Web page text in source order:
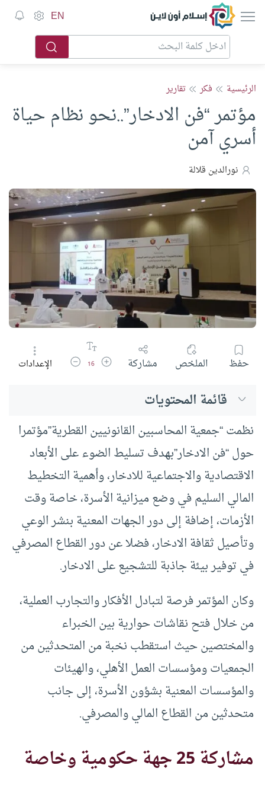
إسلام أون لاين EN
الرئيسية فكر تقارير
مؤتمر “فن الادخار”..نحو نظام حياة
أسري آمن
نورالدين قلالة
حفظ الملخص مشاركة زيادة حجم الخط
16 تقليل حجم الخط
الإعدادات
قائمة المحتويات
نظمت “جمعية المحاسبين القانونيين القطرية”مؤتمرا
حول “فن الادخار”بهدف تسليط الضوء على الأبعاد
الاقتصادية والاجتماعية للادخار، وأهمية التخطيط
المالي السليم في وضع ميزانية الأسرة، خاصة وقت
الأزمات، إضافة إلى دور الجهات المعنية بنشر الوعي
وتأصيل ثقافة الادخار، فضلا عن دور القطاع المصرفي
في توفير بيئة جاذبة للتشجيع على الادخار.
وكان المؤتمر فرصة لتبادل الأفكار والتجارب العملية،
من خلال فتح نقاشات حوارية بين الخبراء
والمختصين حيث استقطب نخبة من المتحدثين من
الجمعيات ومؤسسات العمل الأهلي، والهيئات
والمؤسسات المعنية بشؤون الأسرة، إلى جانب
متحدثين من القطاع المالي والمصرفي.
مشاركة 25 جهة حكومية وخاصة